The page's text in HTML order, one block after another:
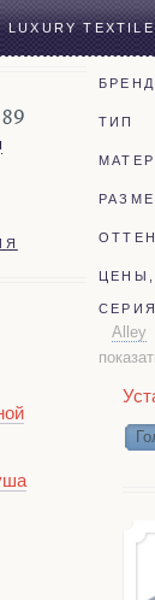
LUXURY
БРЕНД
ТИП
ЦЕНЫ,
Alley
Payas